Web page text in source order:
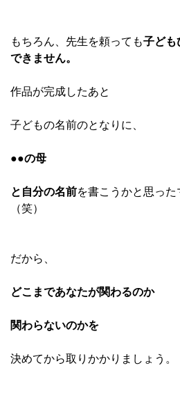
もちろん、先生を頼っても子ども
できません。
作品が完成したあと
子どもの名前のとなりに、
●●の母
と自分の名前を書こうかと思った
（笑）
だから、
どこまであなたが関わるのか
関わらないのかを
決めてから取りかかりましょう。